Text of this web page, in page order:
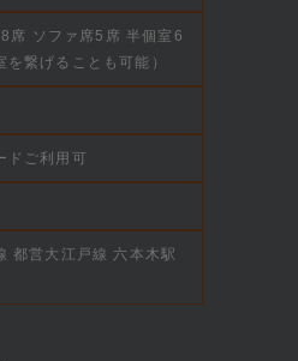
席 ソファ席5席 半個室6
繋げることも可能）
ドご利用可
都営大江戸線 六本木駅